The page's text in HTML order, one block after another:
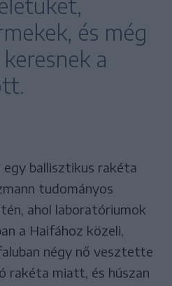
és még
a
ballisztikus rakéta
tudományos
ahol laboratóriumok
a Haifához közeli,
négy nő vesztette
rakéta miatt, és húszan